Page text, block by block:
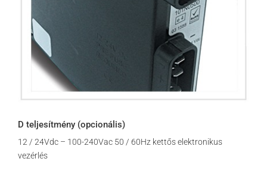
D teljesítmény (opcionális)
12 / 24Vdc – 100-240Vac 50 / 60Hz kettős elektronikus
vezérlés